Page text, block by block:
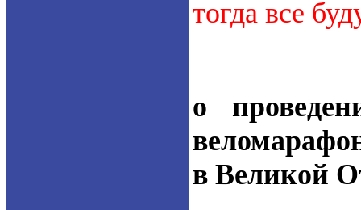
тогда все
о
в Великой